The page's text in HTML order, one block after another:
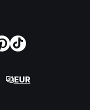
EUR